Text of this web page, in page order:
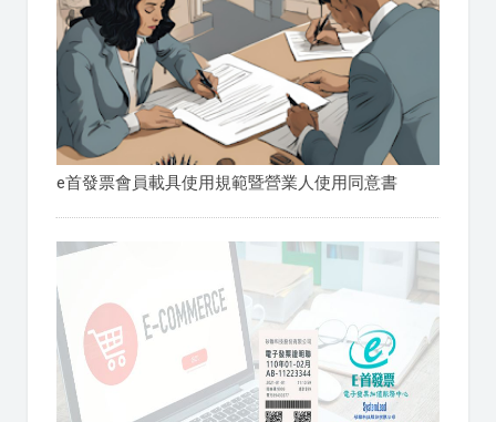
e首發票會員載具使用規範暨營業人使用同意書